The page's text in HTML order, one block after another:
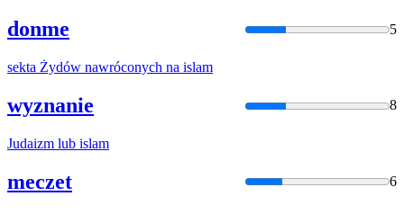
donme 5
sekta Żydów nawróconych na islam
wyznanie 8
Judaizm lub islam
meczet 6